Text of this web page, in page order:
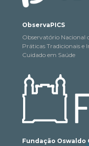
ObservaPICS
Observatório Nacional
Práticas Tradicionais e
Cuidado em Saúde
Fundação Oswaldo